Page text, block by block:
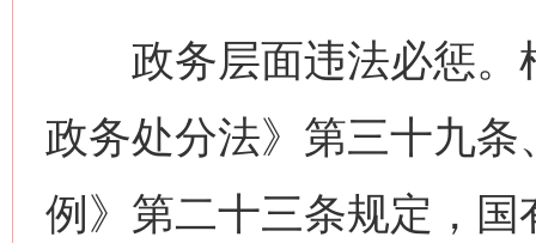
政务层面违法必惩。
政务处分法》第三十九
例》第二十三条规定，